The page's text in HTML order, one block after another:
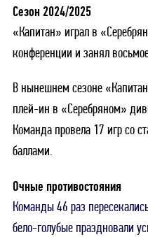
Сезон 2024/2025
«Капитан» играл в
конференции и занял
В нынешнем сезоне
плей-ин в «Серебряном»
Команда провела 17 игр со
баллами.
Очные противостояния
Команды 46 раз
бело-голубые праздновали